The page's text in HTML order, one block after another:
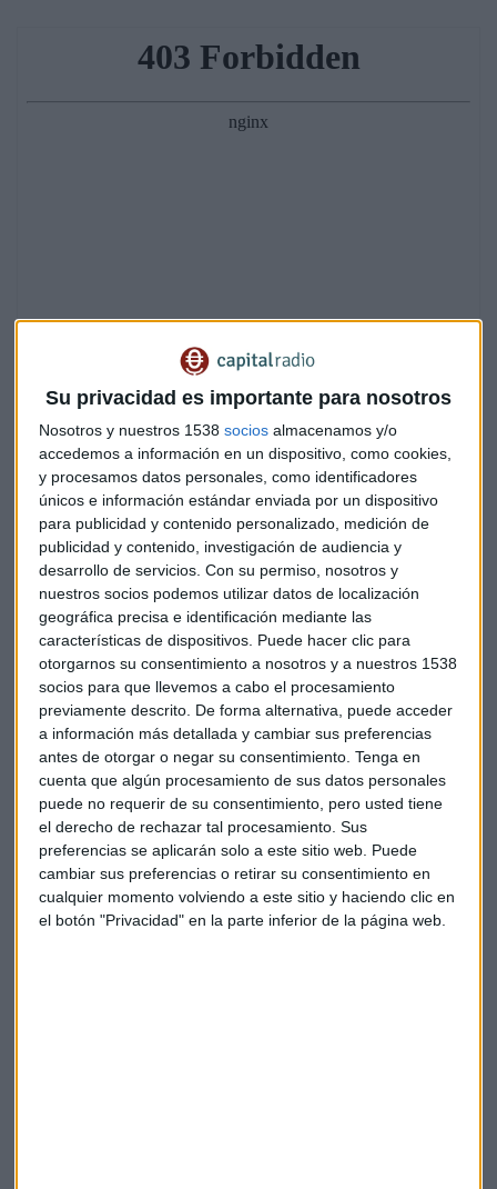
Su privacidad es importante para nosotros
Nosotros y nuestros 1538 socios almacenamos y/o
accedemos a información en un dispositivo, como cookies,
y procesamos datos personales, como identificadores
únicos e información estándar enviada por un dispositivo
para publicidad y contenido personalizado, medición de
publicidad y contenido, investigación de audiencia y
desarrollo de servicios. Con su permiso, nosotros y
nuestros socios podemos utilizar datos de localización
geográfica precisa e identificación mediante las
características de dispositivos. Puede hacer clic para
otorgarnos su consentimiento a nosotros y a nuestros 1538
socios para que llevemos a cabo el procesamiento
previamente descrito. De forma alternativa, puede acceder
a información más detallada y cambiar sus preferencias
antes de otorgar o negar su consentimiento. Tenga en
cuenta que algún procesamiento de sus datos personales
puede no requerir de su consentimiento, pero usted tiene
el derecho de rechazar tal procesamiento. Sus
preferencias se aplicarán solo a este sitio web. Puede
cambiar sus preferencias o retirar su consentimiento en
cualquier momento volviendo a este sitio y haciendo clic en
el botón "Privacidad" en la parte inferior de la página web.
En el segundo trimestre, los ingresos ascendieron a 83,6
millones de euros. Una vez descontados los costes variables
directos de las operaciones, los ingresos netos alcanzaron
82,8 millones de euros. Los resultados de estos tres últimos
meses “han tenido menos volatilidadque en el mismo
ejercicio del año pasado sin el impacto del brexit”, añade
Hernani.
El EBITDA del grupo en el trimestre ha sido un 3,7% inferior
al año anterior. El beneficio por acción acumulado
seis primeros meses se ha elevado hasta 0,97 euros por
acción, de los cuales 0,49 euros es el beneficio por acción
que correspondió al segundo trimestre.
Por su parte, los ingresos obtenidos por el negocio de renta
variable han alcanzado los 76,1 millones de euros, un 1,6%
más en comparación con los meses de 2016. ElEBITDA
resultante , tras descontar los costes operativos en la
unidad, ascendió a 28,1 millones de euros en el segundo